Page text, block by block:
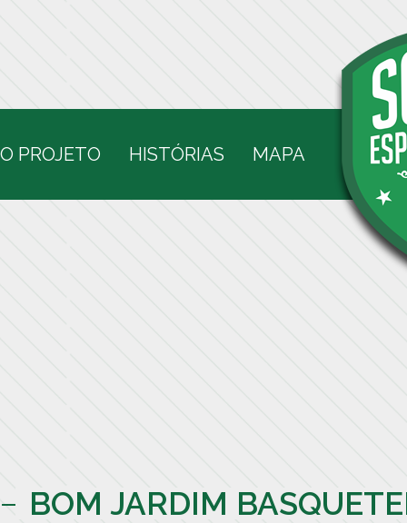
O PROJETO HISTÓRIAS MAPA
BOM JARDIM